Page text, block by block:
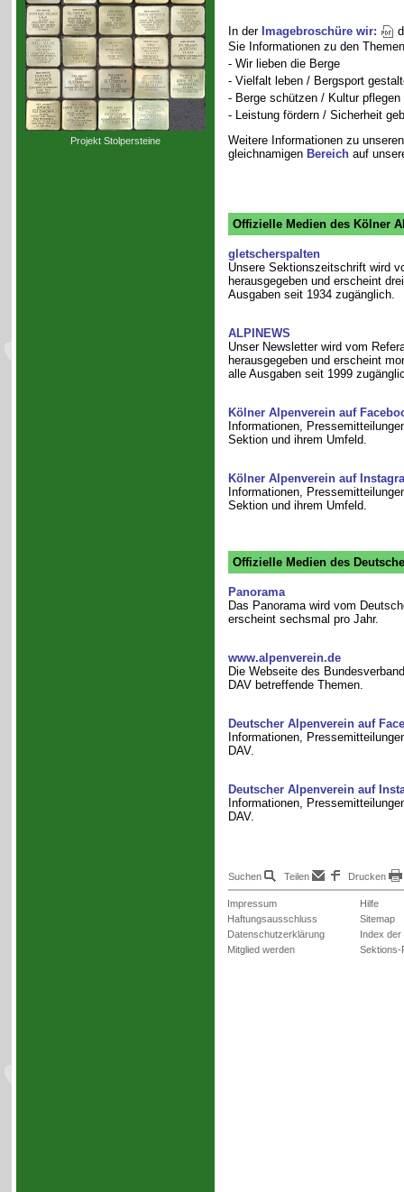
Projekt Stolpersteine
In der Imagebroschüre wir:
Sie Informationen zu den
- Wir lieben die Berge
- Vielfalt leben / Bergsport
- Berge schützen / Kultur pflegen
- Leistung fördern / Sicherheit
Weitere Informationen zu
gleichnamigen Bereichauf
Offizielle Medien des Kölner
gletscherspalten
Unsere Sektionszeitschrift wird
herausgegeben und erscheint
Ausgaben seit 1934 zugänglich.
ALPINEWS
Unser Newsletter wird vom
herausgegeben und erscheint
alle Ausgaben seit 1999
Kölner Alpenverein auf
Informationen,
Sektion und ihrem Umfeld.
Kölner Alpenverein auf
Informationen,
Sektion und ihrem Umfeld.
Offizielle Medien des
Panorama
Das Panorama wird vom
erscheint sechsmal pro Jahr.
www.alpenverein.de
Die Webseite des
DAV betreffende Themen.
Deutscher Alpenverein auf
Informationen,
DAV.
Deutscher Alpenverein auf
Informationen,
DAV.
Suchen Teilen Drucken
Impressum
Haftungsausschluss
Datenschutzerklärung
Mitglied werden
Hilfe
Sitemap
Index der
Sektions-